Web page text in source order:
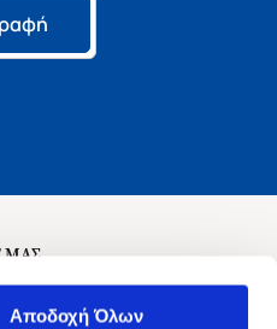
Αποδοχή Όλων
ΜΑΣ